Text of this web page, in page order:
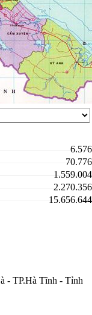
6.576
70.776
1.559.004
2.270.356
15.656.644
- TP.Hà Tĩnh - Tỉnh